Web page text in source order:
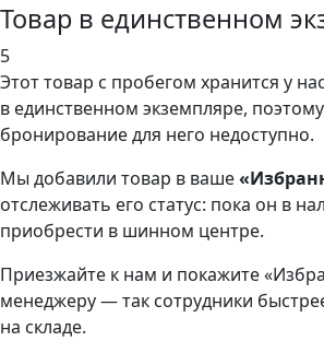
Товар в единственном
5
Этот товар с пробегом хранится у
в единственном экземпляре,
бронирование для него недоступно.
Мы добавили товар в ваше
отслеживать его статус: пока он в
приобрести в шинном центре.
Приезжайте к нам и покажите
менеджеру — так сотрудники
на складе.